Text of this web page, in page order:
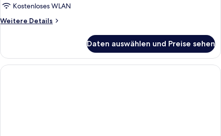
Kostenloses WLAN
Weitere Details
Weitere
Zimmer,
1 King-
Bett
Daten auswählen und Preise sehen